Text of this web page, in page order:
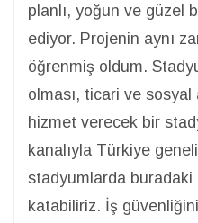
planlı, yoğun ve güzel
ediyor. Projenin aynı
öğrenmiş oldum.
olması, ticari ve sosyal
hizmet verecek bir
kanalıyla Türkiye
stadyumlarda buradaki
katabiliriz. İş